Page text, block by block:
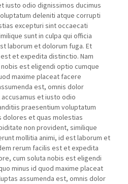
iusto odio dignissimos ducimus
deleniti atque corrupti
excepturi sint occaecati
sunt in culpa qui officia
laborum et dolorum fuga. Et
et expedita distinctio. Nam
est eligendi optio cumque
maxime placeat facere
est, omnis dolor
et iusto odio
praesentium voluptatum
et quas molestias
non provident, similique
mollitia animi, id est laborum et
rerum facilis est et expedita
cum soluta nobis est eligendi
minus id quod maxime placeat
assumenda est, omnis dolor